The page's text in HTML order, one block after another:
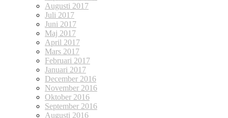
Augusti 2017
Juli 2017
Juni 2017
Maj 2017
April 2017
Mars 2017
Februari 2017
Januari 2017
December 2016
November 2016
Oktober 2016
September 2016
Augusti 2016